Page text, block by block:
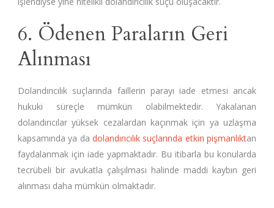
6. Ödenen Paraların Geri
Alınması
Dolandırıcılık suçlarında faillerin parayı iade etmesi ancak
hukuki süreçle mümkün olabilmektedir. Yakalanan
dolandırıcılar yüksek cezalardan kaçınmak için ya uzlaşma
kapsamında ya da dolandırıcılık suçlarında etkin pişmanlıktan
faydalanmak için iade yapmaktadır. Bu itibarla bu konularda
tecrübeli bir avukatla çalışılması halinde maddi kaybın geri
alınması daha mümkün olmaktadır.